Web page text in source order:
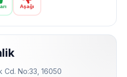
Aşağı
Cd. No:33, 16050